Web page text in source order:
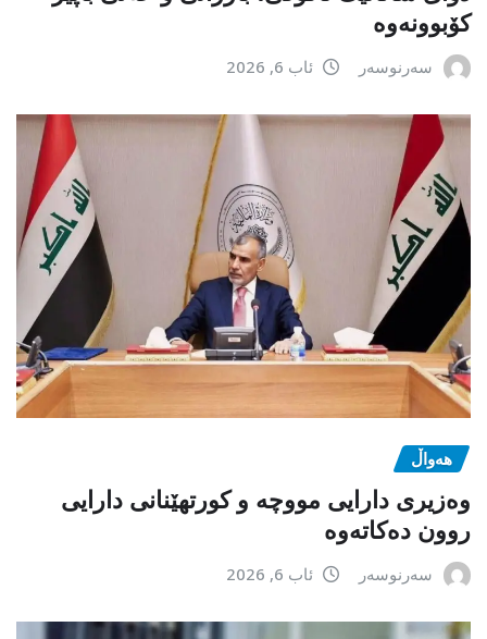
کۆبوونەوە
سەرنوسەر ئاب 6, 2026
هەواڵ
وەزیری دارایی مووچە و کورتهێنانی دارایی
روون دەکاتەوە
سەرنوسەر ئاب 6, 2026